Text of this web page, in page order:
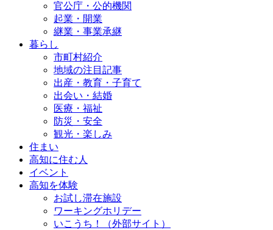
官公庁・公的機関
起業・開業
継業・事業承継
暮らし
市町村紹介
地域の注目記事
出産・教育・子育て
出会い・結婚
医療・福祉
防災・安全
観光・楽しみ
住まい
高知に住む人
イベント
高知を体験
お試し滞在施設
ワーキングホリデー
いこうち！（外部サイト）